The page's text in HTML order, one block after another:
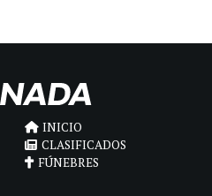
INICIO
CLASIFICADOS
FÚNEBRES